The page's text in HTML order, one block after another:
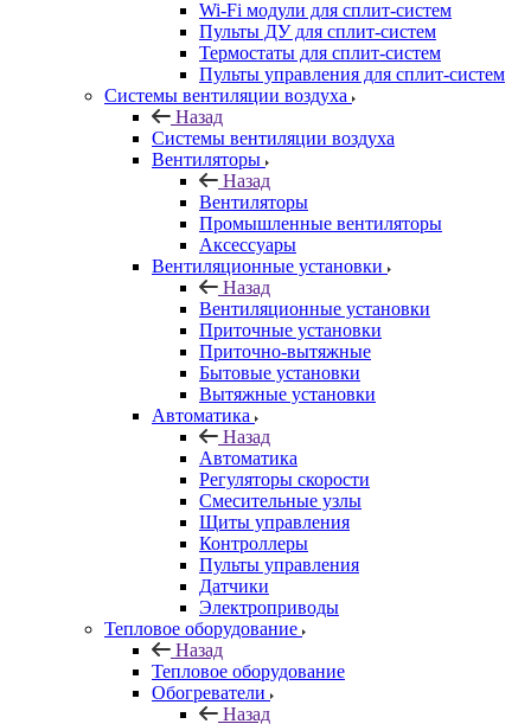
Wi-Fi модули для сплит-систем
Пульты ДУ для сплит-систем
Термостаты для сплит-систем
Пульты управления для сплит-систем
Системы вентиляции воздуха
Назад
Системы вентиляции воздуха
Вентиляторы
Назад
Вентиляторы
Промышленные вентиляторы
Аксессуары
Вентиляционные установки
Назад
Вентиляционные установки
Приточные установки
Приточно-вытяжные
Бытовые установки
Вытяжные установки
Автоматика
Назад
Автоматика
Регуляторы скорости
Смесительные узлы
Щиты управления
Контроллеры
Пульты управления
Датчики
Электроприводы
Тепловое оборудование
Назад
Тепловое оборудование
Обогреватели
Назад